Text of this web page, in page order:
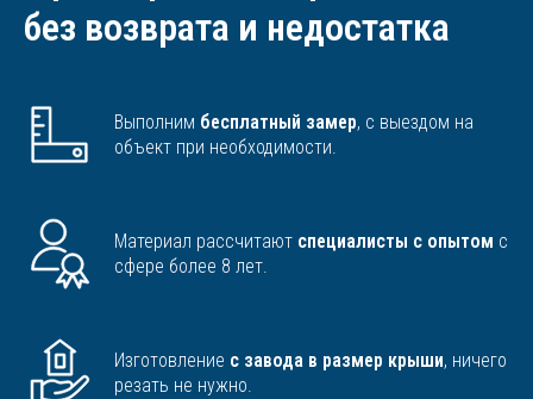
без возврата и недостатка
Выполним бесплатный замер, с выездом на
объект при необходимости.
Материал рассчитают специалисты с опытом с
сфере более 8 лет.
Изготовление с завода в размер крыши, ничего
резать не нужно.